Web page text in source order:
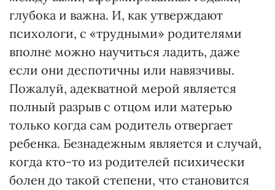
глубока и важна. И, как утверждают
психологи, с «трудными» родителями
вполне можно научиться ладить, даже
если они деспотичны или навязчивы.
Пожалуй, адекватной мерой является
полный разрыв с отцом или матерью
только когда сам родитель отвергает
ребенка. Безнадежным является и случай,
когда кто-то из родителей психически
болен до такой степени, что становится